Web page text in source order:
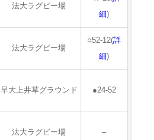
法大ラグビー場
細)
法大ラグビー場
○52-12(詳
細)
早大上井草グラウンド ●24-52
法大ラグビー場 –